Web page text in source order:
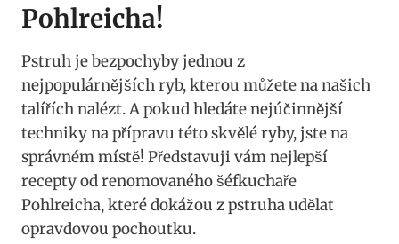
Pohlreicha!
Pstruh je​ bezpochyby ⁤jednou z
nejpopulárnějších ryb, kterou ⁤můžete na našich
talířích nalézt. A pokud hledáte nejúčinnější
techniky na přípravu této‍ skvělé ryby, jste na
správném ⁤místě! Představuji vám nejlepší
⁢recepty od renomovaného šéfkuchaře
Pohlreicha, které dokážou z pstruha​ udělat
opravdovou pochoutku.